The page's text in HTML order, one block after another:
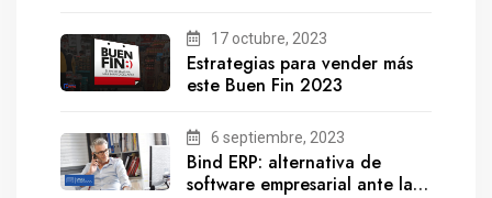
17 octubre, 2023
Estrategias para vender más
este Buen Fin 2023
6 septiembre, 2023
Bind ERP: alternativa de
software empresarial ante la